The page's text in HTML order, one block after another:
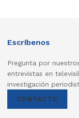
Escríbenos
Pregunta por
entrevistas en
investigación
CONTACTO